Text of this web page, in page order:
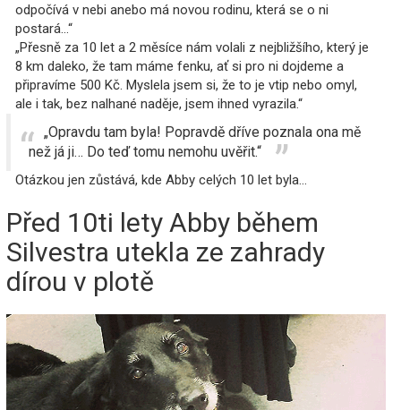
odpočívá v nebi anebo má novou rodinu, která se o ni
postará...“
„Přesně za 10 let a 2 měsíce nám volali z nejbližšího, který je
8 km daleko, že tam máme fenku, ať si pro ni dojdeme a
připravíme 500 Kč. Myslela jsem si, že to je vtip nebo omyl,
ale i tak, bez nalhané naděje, jsem ihned vyrazila.“
„Opravdu tam byla! Popravdě dříve poznala ona mě
než já ji… Do teď tomu nemohu uvěřit.“
Otázkou jen zůstává, kde Abby celých 10 let byla...
Před 10ti lety Abby během
Silvestra utekla ze zahrady
dírou v plotě